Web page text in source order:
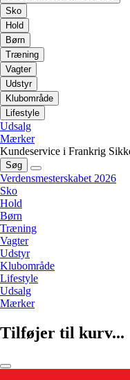
Sko
Hold
Børn
Træning
Vagter
Udstyr
Klubområde
Lifestyle
Udsalg
Mærker
Kundeservice i Frankrig
Søg
Verdensmesterskabet 2026
Sko
Hold
Børn
Træning
Vagter
Udstyr
Klubområde
Lifestyle
Udsalg
Mærker
Tilføjer til kurv...